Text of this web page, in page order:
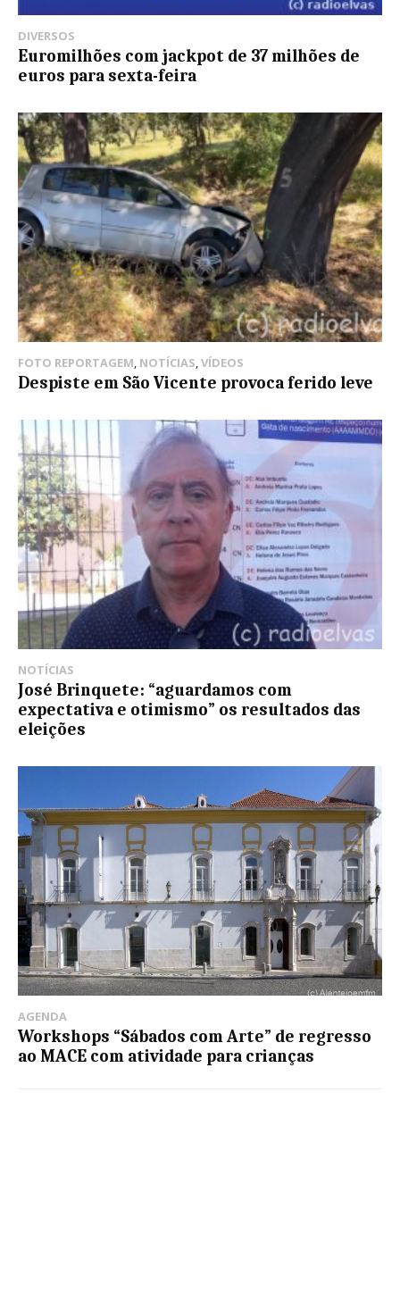
DIVERSOS
Euromilhões com jackpot de 37 milhões de
euros para sexta-feira
FOTO REPORTAGEM, NOTÍCIAS,VÍDEOS
Despiste em São Vicente provoca ferido leve
NOTÍCIAS
José Brinquete: “aguardamos com
expectativa e otimismo” os resultados das
eleições
AGENDA
Workshops “Sábados com Arte” de regresso
ao MACE com atividade para crianças